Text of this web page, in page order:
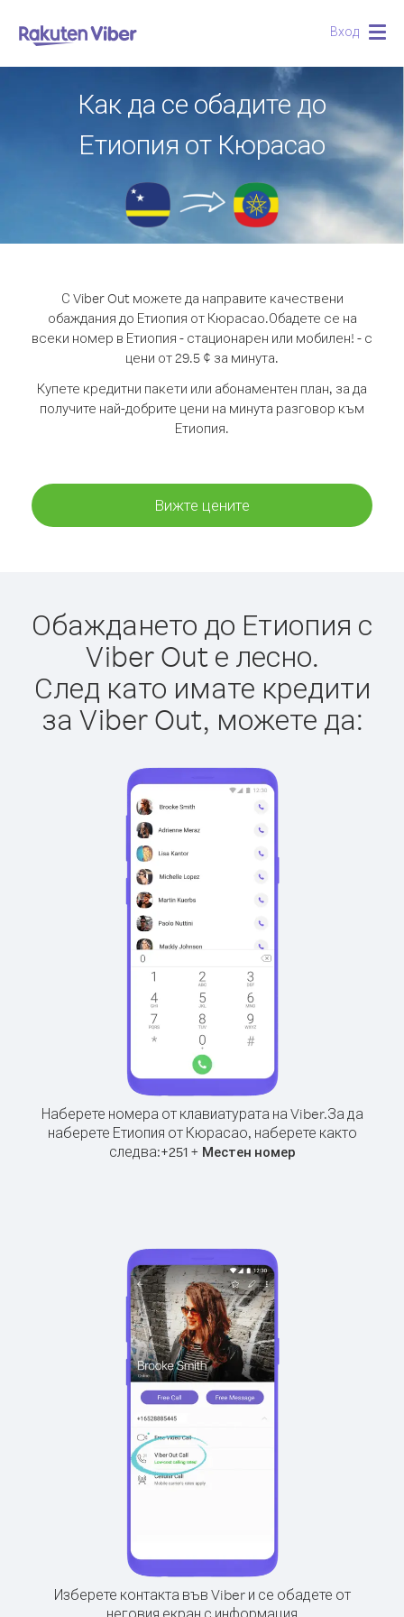
Вход
Как да се обадите до
Етиопия от Кюрасао
С Viber Out можете да направите качествени
обаждания до Етиопия от Кюрасао.Обадете се на
всеки номер в Етиопия - стационарен или мобилен! - с
цени от 29.5 ¢ за минута.
Купете кредитни пакети или абонаментен план, за да
получите най-добрите цени на минута разговор към
Етиопия.
Вижте цените
Обаждането до Етиопия с
Viber Out е лесно.
След като имате кредити
за Viber Out, можете да:
Наберете номера от клавиатурата на Viber.За да
наберете Етиопия от Кюрасао, наберете както
следва:+251+ Местен номер
Изберете контакта във Viber и се обадете от
неговия екран с информация